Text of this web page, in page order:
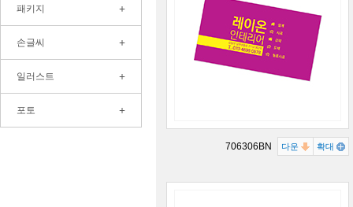
패키지 +
손글씨 +
일러스트 +
포토 +
706306BN 다운 확대